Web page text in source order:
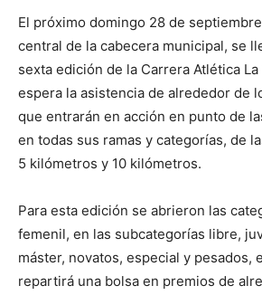
El próximo domingo 28 de
central de la cabecera municipal, se
sexta edición de la Carrera Atlética La
espera la asistencia de alrededor de
que entrarán en acción en punto de
en todas sus ramas y categorías, de
5 kilómetros y 10 kilómetros.
Para esta edición se abrieron las
femenil, en las subcategorías libre,
máster, novatos, especial y pesados,
repartirá una bolsa en premios de